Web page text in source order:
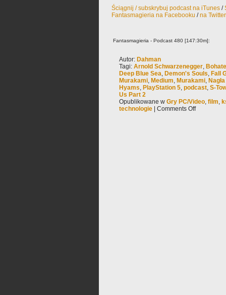
Ściągnij / subskrybuj podcast na iTunes /
Fantasmagieria na Facebooku /na
Fantasmagieria - Podcast 480 [147:30m]:
Autor: Dahman
Tagi: Arnold Schwarzenegger,
Deep Blue Sea, Demon's Souls, Fall
Murakami, Medium, Murakami,
Hyams, PlayStation 5, podcast, S-
Us Part 2
Opublikowane w Gry PC/Video, film,
technologie
Comments Off